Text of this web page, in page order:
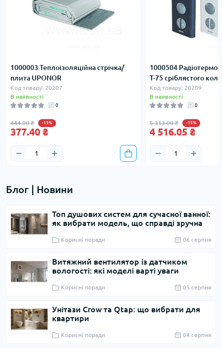
1000003 Теплоізоляційна стрічка/
плита UPONOR
Код товару: 20207
В наявності
0
444.00 ₴ -15%
377.40 ₴
1000504
T-75 сріблястого
Код товару: 20209
В наявності
0
5 313.00 ₴ -15%
4 516.05 ₴
Блог | Новини
Топ душових систем для сучасної ванної:
як вибрати модель, що справді зручна
Корисні поради 06 серпня
Витяжний вентилятор із датчиком
вологості: які моделі варті уваги
Корисні поради 05 серпня
Унітази Crow та Qtap: що вибрати для
квартири
Корисні поради 04 серпня